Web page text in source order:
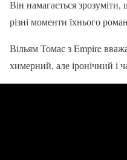
Він намагається
різні моменти їхнього
Вільям Томас з Empire
химерний, але іронічний і